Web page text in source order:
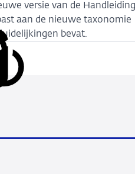
versie van de Handleiding
aan de nieuwe taxonomie
bevat.